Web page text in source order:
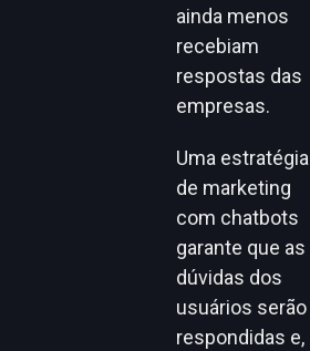
ainda menos
recebiam
respostas das
empresas.
Uma estratégia
de marketing
com chatbots
garante que as
dúvidas dos
usuários serão
respondidas e,